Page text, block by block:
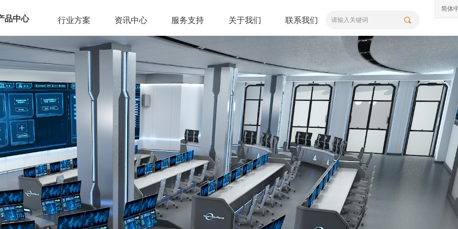
끠
行业方案 资讯中心 服务支持 关于我们 联系我们
品中心
简体